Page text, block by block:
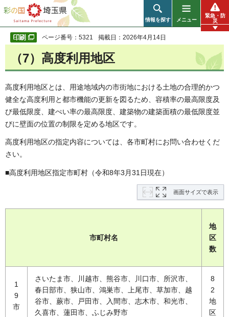
彩の国 埼玉県
情報を探す メニュー
緊急・防
災
ページ番号：5321 掲載日：2026年4月14日
（7）高度利用地区
高度利用地区とは、用途地域内の市街地における土地の合理的かつ
健全な高度利用と都市機能の更新を図るため、容積率の最高限度及
び最低限度、建ぺい率の最高限度、建築物の建築面積の最低限度並
びに壁面の位置の制限を定める地区です。
高度利用地区の指定内容については、各市町村にお問い合わせくだ
さい。
■高度利用地区指定市町村（令和8年3月31日現在）
画面サイズで表示
市町村名
地
区
数
1
9
市
さいたま市、川越市、熊谷市、川口市、所沢市、
春日部市、狭山市、鴻巣市、上尾市、草加市、越
谷市、蕨市、戸田市、入間市、志木市、和光市、
久喜市、蓮田市、ふじみ野市
8
2
地
区